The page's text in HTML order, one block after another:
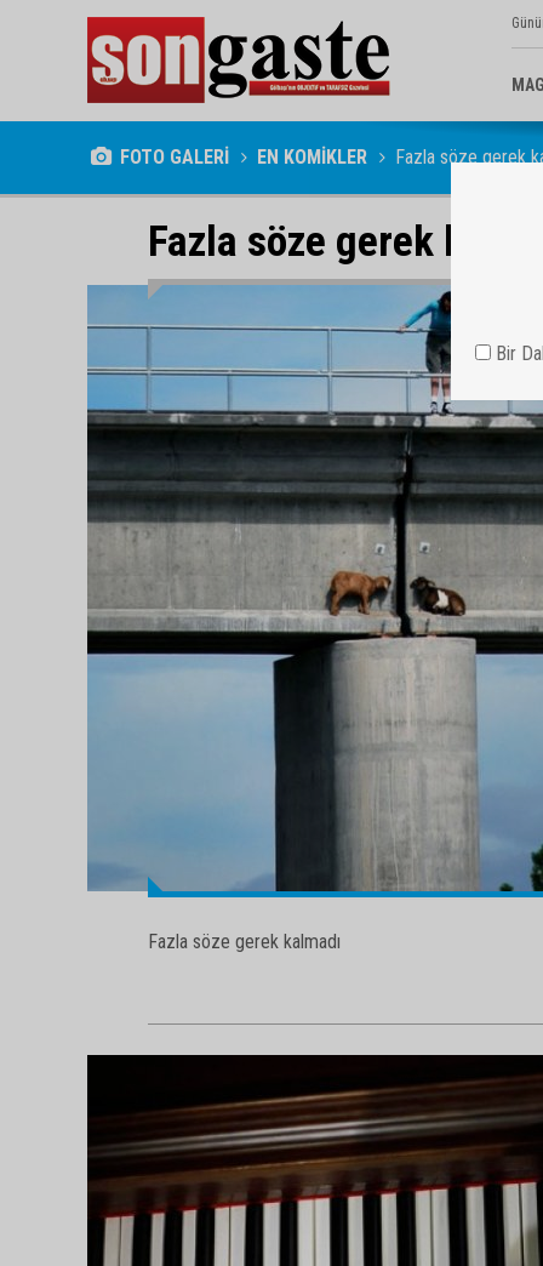
FOTO GALERİ EN KOMİKLER Fazla söze gerek
Fazla söze gerek
Fazla söze gerek kalmadı
Bir